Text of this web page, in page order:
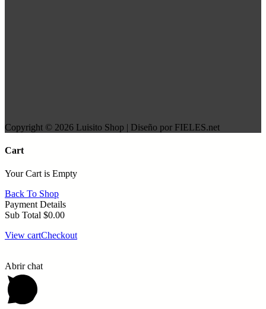
Copyright © 2026 Luisito Shop | Diseño por FIELES.net
Cart
Your Cart is Empty
Back To Shop
Payment Details
Sub Total $0.00
View cartCheckout
Abrir chat